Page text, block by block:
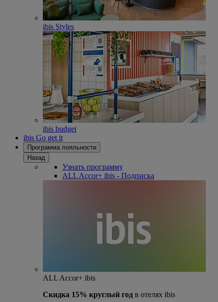
ibis Styles
ibis budget
ibis Go get it
Программа лояльности
Назад
Узнать программу
ALL Accor+ ibis - Подписка
ALL Accor+ ibis
Скидка 15% круглый год в отелях ibis